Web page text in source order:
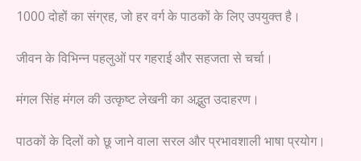
1000 दोहों का संग्रह, जो हर वर्ग के पाठकों के लिए उपयुक्त है।
जीवन के विभिन्न पहलुओं पर गहराई और सहजता से चर्चा।
मंगल सिंह मंगल की उत्कृष्ट लेखनी का अद्भुत उदाहरण।
पाठकों के दिलों को छू जाने वाला सरल और प्रभावशाली भाषा प्रयोग।